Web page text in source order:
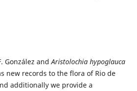
González andAristolochia hypoglauca
new records to the flora of Rio de
additionally we provide a